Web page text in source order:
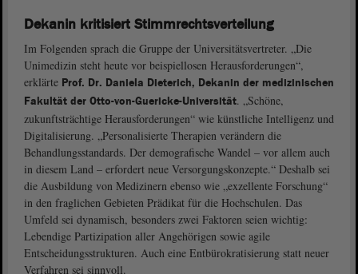
Dekanin kritisiert Stimmrechtsverteilung
Im Folgenden sprach die Gruppe der Universitätsvertreter. „Die
Unimedizin steht heute vor beispiellosen Herausforderungen“,
erklärte Prof. Dr. Daniela Dieterich, Dekanin der medizinischen
Fakultät der Otto-von-Guericke-Universität. „Schöne,
zukunftsträchtige Herausforderungen“ wie künstliche Intelligenz und
Digitalisierung. „Personalisierte Therapien verändern die
Behandlungsstandards. Der demografische Wandel – vor allem auch
in diesem Land – erfordert neue Versorgungskonzepte.“ Deshalb sei
die Ausbildung von Medizinern ebenso wie „exzellente Forschung“
in den fraglichen Gebieten Prädikat für die Hochschulen. Das
Umfeld sei dynamisch, besonders zwei Faktoren seien wichtig:
Lebendige Partizipation aller Angehörigen sowie agile
Entscheidungsstrukturen. Auch eine Entbürokratisierung statt neuer
Verfahren sei sinnvoll.